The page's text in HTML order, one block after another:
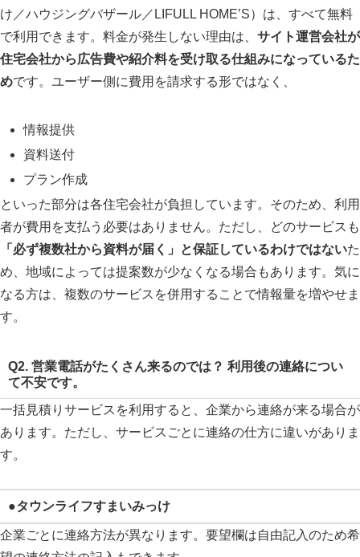
け／ハウジングバザール／LIFULL HOME’S）は、すべて無料
で利用できます。料金が発生しない理由は、 サイト運営会社が
住宅会社から広告費や紹介料を受け取る仕組みになっているた
めです。ユーザー側に費用を請求する形ではなく、
情報提供
資料送付
プラン作成
といった部分は各住宅会社が負担しています。そのため、利用
者が費用を支払う必要はありません。ただし、どのサービスも
「必ず複数社から資料が届く」と保証しているわけではないた
め、地域によっては提案数が少なくなる場合もあります。気に
なる方は、複数のサービスを併用することで情報量を増やせま
す。
Q2. 営業電話がたくさん来るのでは？ 利用後の連絡につい
て不安です。
一括見積りサービスを利用すると、企業から連絡が来る場合が
あります。ただし、サービスごとに連絡の仕方に違いがありま
す。
●タウンライフすまいみっけ
企業ごとに連絡方法が異なります。要望欄は自由記入のため希